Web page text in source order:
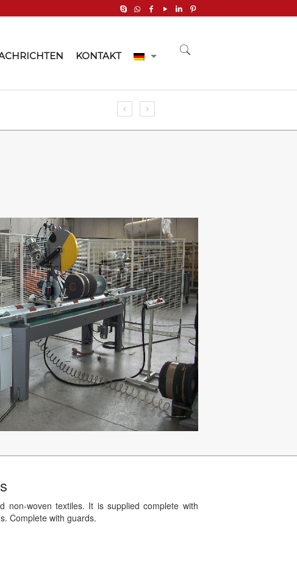
KONTAKT
Upgrade for old quilting machines
woven textiles. It is supplied complete with
Complete with guards.